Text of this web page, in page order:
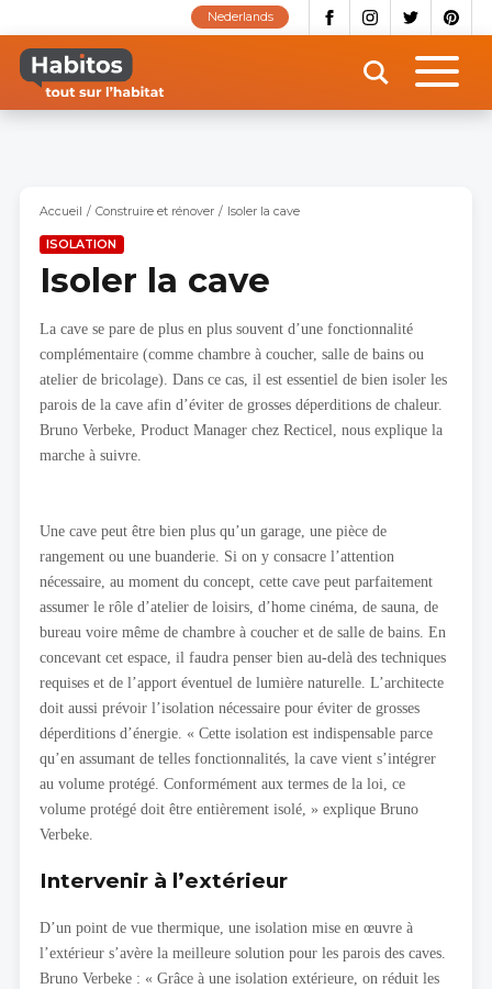
contenu
principal
Nederlands
Accueil Construire et rénover Isoler la cave
ISOLATION
Isoler la cave
La cave se pare de plus en plus souvent d’une fonctionnalité
complémentaire (comme chambre à coucher, salle de bains ou
atelier de bricolage). Dans ce cas, il est essentiel de bien isoler les
parois de la cave afin d’éviter de grosses déperditions de chaleur.
Bruno Verbeke, Product Manager chez Recticel, nous explique la
marche à suivre.
Une cave peut être bien plus qu’un garage, une pièce de
rangement ou une buanderie. Si on y consacre l’attention
nécessaire, au moment du concept, cette cave peut parfaitement
assumer le rôle d’atelier de loisirs, d’home cinéma, de sauna, de
bureau voire même de chambre à coucher et de salle de bains. En
concevant cet espace, il faudra penser bien au-delà des techniques
requises et de l’apport éventuel de lumière naturelle. L’architecte
doit aussi prévoir l’isolation nécessaire pour éviter de grosses
déperditions d’énergie. « Cette isolation est indispensable parce
qu’en assumant de telles fonctionnalités, la cave vient s’intégrer
au volume protégé. Conformément aux termes de la loi, ce
volume protégé doit être entièrement isolé, » explique Bruno
Verbeke.
Intervenir à l’extérieur
D’un point de vue thermique, une isolation mise en œuvre à
l’extérieur s’avère la meilleure solution pour les parois des caves.
Bruno Verbeke : « Grâce à une isolation extérieure, on réduit les